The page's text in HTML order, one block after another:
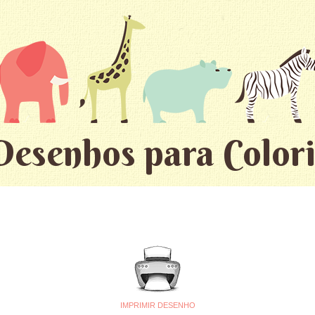
para
IMPRIMIR DESENHO